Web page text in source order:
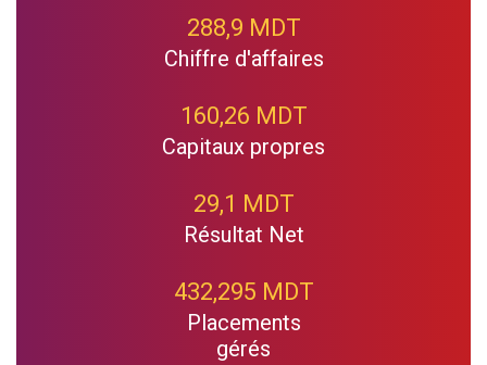
288,9 MDT
Chiffre d'affaires
160,26 MDT
Capitaux propres
29,1 MDT
Résultat Net
432,295 MDT
Placements
gérés